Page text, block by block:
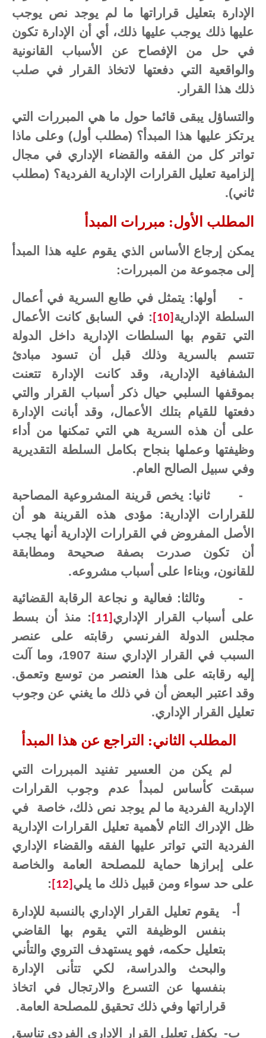
الإدارة بتعليل قراراتها ما لم يوجد نص يوجب
عليها ذلك يوجب عليها ذلك، أي أن الإدارة تكون
في حل من الإفصاح عن الأسباب القانونية
والواقعية التي دفعتها لاتخاذ القرار في صلب
ذلك هذا القرار.
والتساؤل يبقى قائما حول ما هي المبررات التي
يرتكز عليها هذا المبدأ؟ (مطلب أول) وعلى ماذا
تواتر كل من الفقه والقضاء الإداري في مجال
إلزامية تعليل القرارات الإدارية الفردية؟ (مطلب
ثاني).
المطلب الأول: مبررات المبدأ
يمكن إرجاع الأساس الذي يقوم عليه هذا المبدأ
إلى مجموعة من المبررات:
-
أولها: يتمثل في طابع السرية في أعمال
السلطة الإدارية[10] : في السابق كانت الأعمال
التي تقوم بها السلطات الإدارية داخل الدولة
تتسم بالسرية وذلك قبل أن تسود مبادئ
الشفافية الإدارية، وقد كانت الإدارة تتعنت
بموقفها السلبي حيال ذكر أسباب القرار والتي
دفعتها للقيام بتلك الأعمال، وقد أبانت الإدارة
على أن هذه السرية هي التي تمكنها من أداء
وظيفتها وعملها بنجاح بكامل السلطة التقديرية
وفي سبيل الصالح العام.
-
ثانيا: يخص قرينة المشروعية المصاحبة
للقرارات الإدارية: مؤدى هذه القرينة هو أن
الأصل المفروض في القرارات الإدارية أنها يجب
أن تكون صدرت بصفة صحيحة ومطابقة
للقانون، وبناءا على أسباب مشروعه.
-
وثالثا: فعالية و نجاعة الرقابة القضائية
على أسباب القرار الإداري [11] : منذ أن بسط
مجلس الدولة الفرنسي رقابته على عنصر
السبب في القرار الإداري سنة 1907، وما آلت
إليه رقابته على هذا العنصر من توسع وتعمق.
وقد اعتبر البعض أن في ذلك ما يغني عن وجوب
تعليل القرار الإداري.
المطلب الثاني: التراجع عن هذا المبدأ
لم يكن من العسير تفنيد المبررات التي
سبقت كأساس لمبدأ عدم وجوب القرارات
الإدارية الفردية ما لم يوجد نص ذلك، خاصة
في
ظل الإدراك التام لأهمية تعليل القرارات الإدارية
الفردية التي تواتر عليها الفقه والقضاء الإداري
على إبرازها حماية للمصلحة العامة والخاصة
على حد سواء ومن قبيل ذلك ما يلي[12]
:
أ‌-
يقوم تعليل القرار الإداري بالنسبة للإدارة
بنفس الوظيفة التي يقوم بها القاضي
بتعليل حكمه، فهو يستهدف التروي والتأني
والبحث والدراسة، لكي تتأنى الإدارة
بنفسها عن التسرع والارتجال في اتخاذ
قراراتها وفي ذلك تحقيق للمصلحة العامة.
ب‌- يكفل تعليل القرار الإداري الفردي تناسق